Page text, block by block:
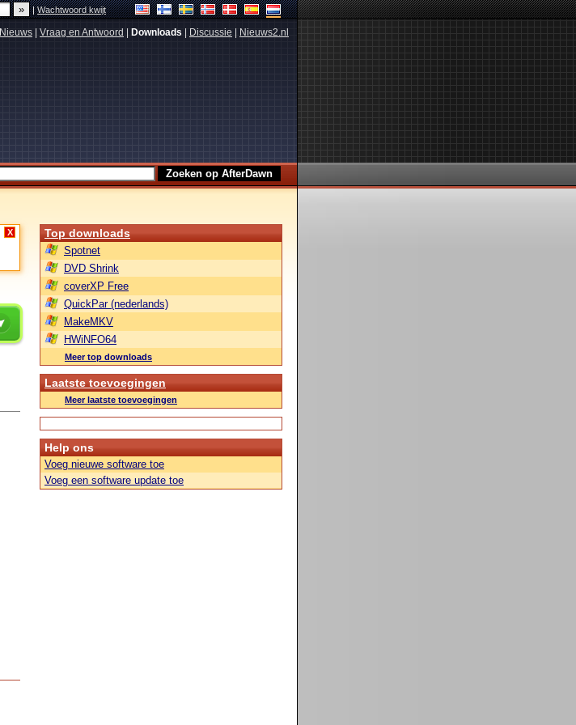
|Wachtwoord kwijt
Nieuws Vraag en Antwoord Downloads Discussie Nieuws2.nl
X Top downloads
Spotnet
DVD Shrink
coverXP Free
QuickPar (nederlands)
MakeMKV
HWiNFO64
Meer top downloads
Laatste toevoegingen
Meer laatste toevoegingen
Help ons
Voeg nieuwe software toe
Voeg een software update toe